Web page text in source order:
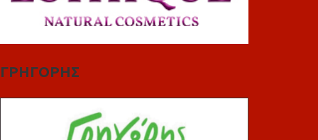
ΓΡΗΓΟΡΗΣ